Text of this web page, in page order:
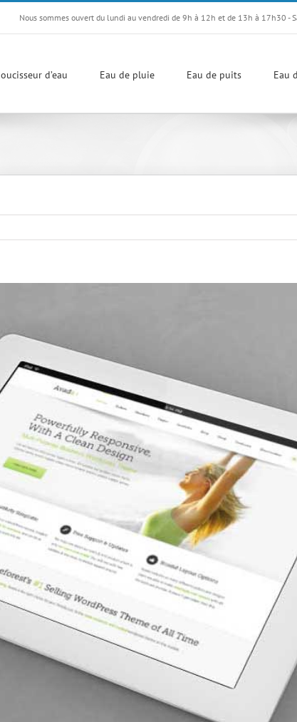
Nous sommes ouvert du lundi au vendredi de 9h à 12h et de 13h à 17h30 -
d’eau Eau de pluie Eau de puits Eau